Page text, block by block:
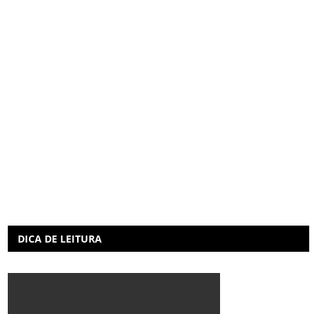
DICA DE LEITURA